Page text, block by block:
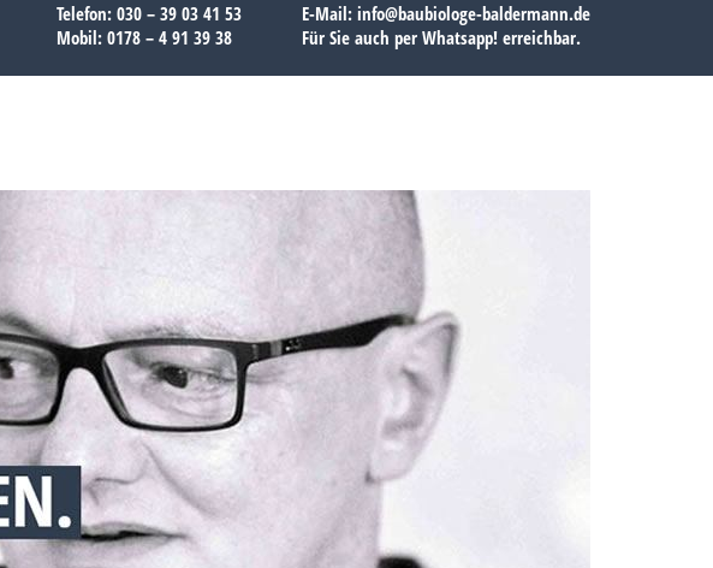
Telefon: 030 – 39 03 41 53
Mobil: 0178 – 4 91 39 38
E-Mail: info@baubiologe-baldermann.de
Für Sie auch per Whatsapp! erreichbar.